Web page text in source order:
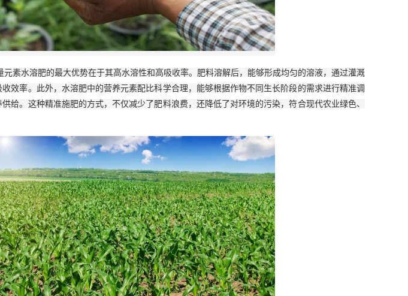
素水溶肥的最大优势在于其高水溶性和高吸收率。肥料溶解后，能够形成均匀的溶液，通过灌溉
效率。此外，水溶肥中的营养元素配比科学合理，能够根据作物不同生长阶段的需求进行精准调
给。这种精准施肥的方式，不仅减少了肥料浪费，还降低了对环境的污染，符合现代农业绿色、